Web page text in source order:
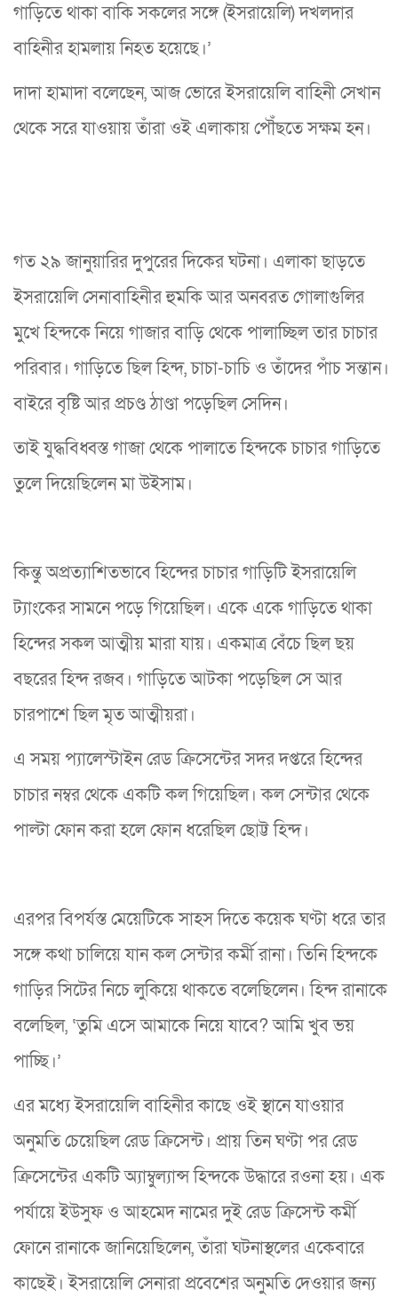
গাড়িতে থাকা বাকি সকলের সঙ্গে (ইসরায়েলি) দখলদার
বাহিনীর হামলায় নিহত হয়েছে।’
দাদা হামাদা বলেছেন, আজ ভোরে ইসরায়েলি বাহিনী সেখান
থেকে সরে যাওয়ায় তাঁরা ওই এলাকায় পৌঁছতে সক্ষম হন।
গত ২৯ জানুয়ারির দুপুরের দিকের ঘটনা। এলাকা ছাড়তে
ইসরায়েলি সেনাবাহিনীর হুমকি আর অনবরত গোলাগুলির
মুখে হিন্দকে নিয়ে গাজার বাড়ি থেকে পালাচ্ছিল তার চাচার
পরিবার। গাড়িতে ছিল হিন্দ, চাচা-চাচি ও তাঁদের পাঁচ সন্তান।
বাইরে বৃষ্টি আর প্রচণ্ড ঠাণ্ডা পড়েছিল সেদিন।
তাই যুদ্ধবিধ্বস্ত গাজা থেকে পালাতে হিন্দকে চাচার গাড়িতে
তুলে দিয়েছিলেন মা উইসাম।
কিন্তু অপ্রত্যাশিতভাবে হিন্দের চাচার গাড়িটি ইসরায়েলি
ট্যাংকের সামনে পড়ে গিয়েছিল। একে একে গাড়িতে থাকা
হিন্দের সকল আত্মীয় মারা যায়। একমাত্র বেঁচে ছিল ছয়
বছরের হিন্দ রজব। গাড়িতে আটকা পড়েছিল সে আর
চারপাশে ছিল মৃত আত্মীয়রা।
এ সময় প্যালেস্টাইন রেড ক্রিসেন্টের সদর দপ্তরে হিন্দের
চাচার নম্বর থেকে একটি কল গিয়েছিল। কল সেন্টার থেকে
পাল্টা ফোন করা হলে ফোন ধরেছিল ছোট্ট হিন্দ।
এরপর বিপর্যস্ত মেয়েটিকে সাহস দিতে কয়েক ঘণ্টা ধরে তার
সঙ্গে কথা চালিয়ে যান কল সেন্টার কর্মী রানা। তিনি হিন্দকে
গাড়ির সিটের নিচে লুকিয়ে থাকতে বলেছিলেন। হিন্দ রানাকে
বলেছিল, ‘তুমি এসে আমাকে নিয়ে যাবে? আমি খুব ভয়
পাচ্ছি।’
এর মধ্যে ইসরায়েলি বাহিনীর কাছে ওই স্থানে যাওয়ার
অনুমতি চেয়েছিল রেড ক্রিসেন্ট। প্রায় তিন ঘণ্টা পর রেড
ক্রিসেন্টের একটি অ্যাম্বুল্যান্স হিন্দকে উদ্ধারে রওনা হয়। এক
পর্যায়ে ইউসুফ ও আহমেদ নামের দুই রেড ক্রিসেন্ট কর্মী
ফোনে রানাকে জানিয়েছিলেন, তাঁরা ঘটনাস্থলের একেবারে
কাছেই। ইসরায়েলি সেনারা প্রবেশের অনুমতি দেওয়ার জন্য